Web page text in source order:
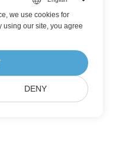
we use cookies for
using our site, you agree
DENY